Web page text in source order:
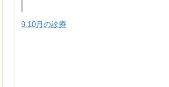
9.10月の診療